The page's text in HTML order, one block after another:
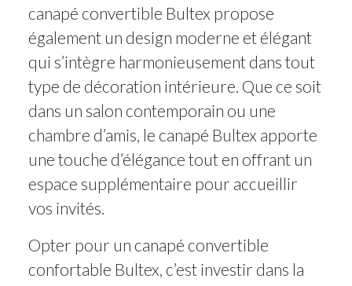
canapé convertible Bultex propose
également un design moderne et élégant
qui s’intègre harmonieusement dans tout
type de décoration intérieure. Que ce soit
dans un salon contemporain ou une
chambre d’amis, le canapé Bultex apporte
une touche d’élégance tout en offrant un
espace supplémentaire pour accueillir
vos invités.
Opter pour un canapé convertible
confortable Bultex, c’est investir dans la